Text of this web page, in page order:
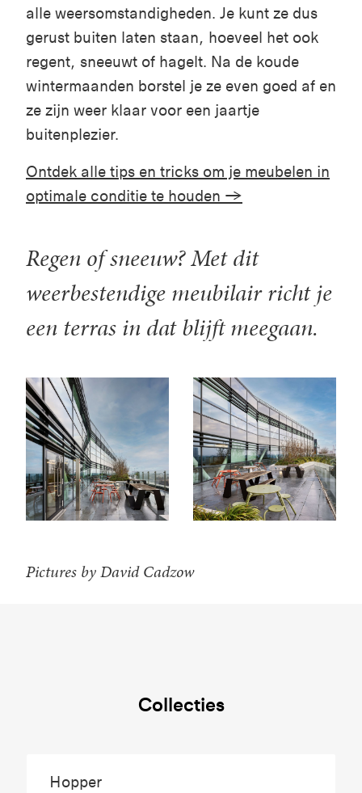
alle weersomstandigheden. Je kunt ze dus
gerust buiten laten staan, hoeveel het ook
regent, sneeuwt of hagelt. Na de koude
wintermaanden borstel je ze even goed af en
ze zijn weer klaar voor een jaartje
buitenplezier.
Ontdek alle tips en tricks om je meubelen in
optimale conditie te houden →
Regen of sneeuw? Met dit
weerbestendige meubilair richt je
een terras in dat blijft meegaan.
Pictures by David Cadzow
Collecties
Hopper